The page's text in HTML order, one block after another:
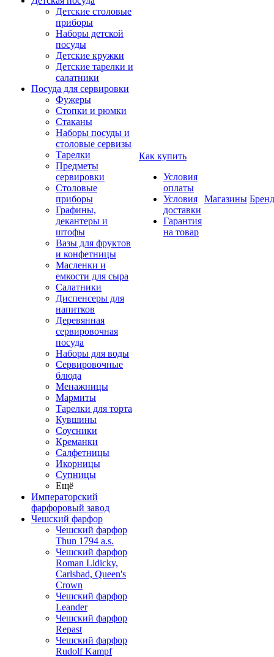
Детские столовые
приборы
Наборы детской
посуды
Детские кружки
Детские тарелки и
салатники
Посуда для сервировки
Фужеры
Стопки и рюмки
Стаканы
Наборы посуды и
столовые сервизы
Тарелки
Предметы
сервировки
Столовые
приборы
Графины,
декантеры и
штофы
Вазы для фруктов
и конфетницы
Масленки и
емкости для сыра
Салатники
Диспенсеры для
напитков
Деревянная
сервировочная
посуда
Наборы для воды
Сервировочные
блюда
Менажницы
Мармиты
Тарелки для торта
Кувшины
Соусники
Креманки
Салфетницы
Икорницы
Супницы
Ещё
Императорский
фарфоровый завод
Чешский фарфор
Чешский фарфор
Thun 1794 a.s.
Чешский фарфор
Roman Lidicky,
Carlsbad, Queen's
Crown
Чешский фарфор
Leander
Чешский фарфор
Repast
Чешский фарфор
Rudolf Kampf
Как купить
Условия
оплаты
Условия
доставки
Гарантия
на товар
Магазины